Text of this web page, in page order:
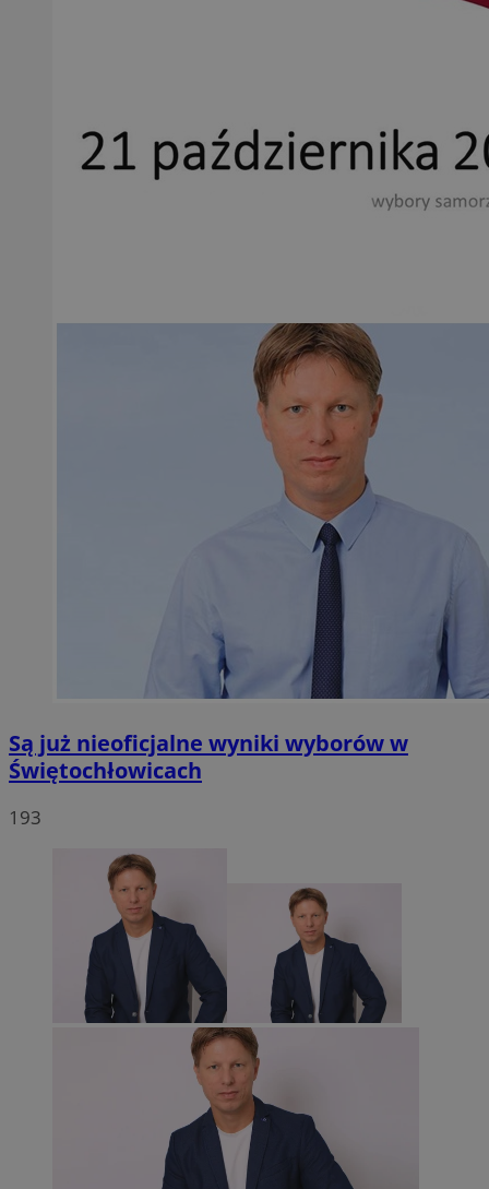
Są już nieoficjalne wyniki wyborów w
Świętochłowicach
193